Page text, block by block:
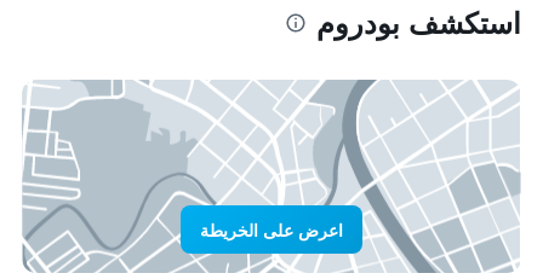
استكشف بودروم
اعرض على الخريطة